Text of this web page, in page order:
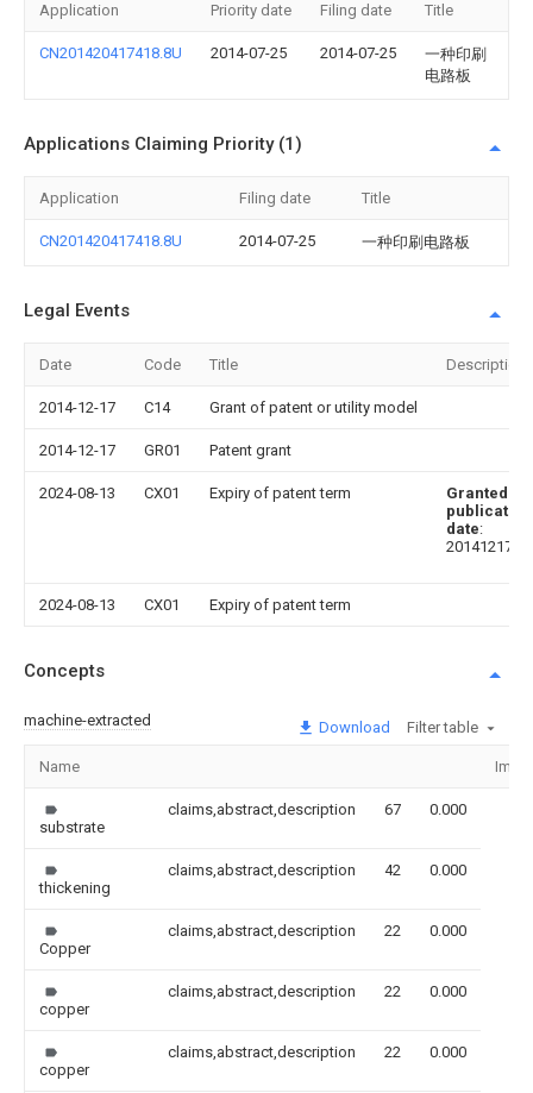
Application Priority date Filing date Title
CN201420417418.8U 2014-07-25 2014-07-25
一种印刷
电路板
Applications Claiming Priority (1)
Application Filing date Title
CN201420417418.8U 2014-07-25 一种印刷电路板
Legal Events
Date Code Title Description
2014-12-17 C14 Grant of patent or utility model
2014-12-17 GR01 Patent grant
2024-08-13 CX01 Expiry of patent term
Granted
publication
date:
20141217
2024-08-13 CX01 Expiry of patent term
Concepts
machine-extracted Download Filter table
Name
substrate
claims,abstract,description 67 0.000
thickening
claims,abstract,description 42 0.000
Copper
claims,abstract,description 22 0.000
copper
claims,abstract,description 22 0.000
copper
claims,abstract,description 22 0.000